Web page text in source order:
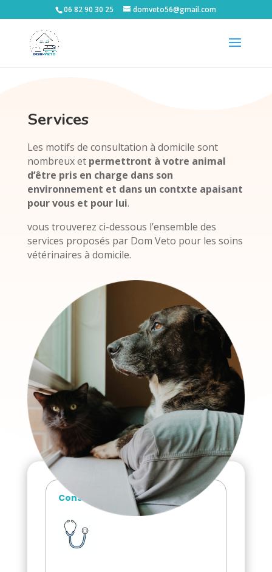
06 82 90 30 25 domveto56@gmail.com
Services
Les motifs de consultation à domicile sont
nombreux et permettront à votre animal
d’être pris en charge dans son
environnement et dans un contxte apaisant
pour vous et pour lui.
vous trouverez ci-dessous l’ensemble des
services proposés par Dom Veto pour les soins
vétérinaires à domicile.
Consultations médicales